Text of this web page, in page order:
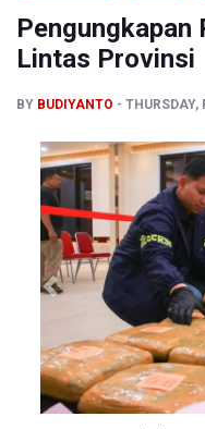
Menkomdigi
Pengungkapan
Lintas Provinsi
BY BUDIYANTO THURSDAY,
Previous